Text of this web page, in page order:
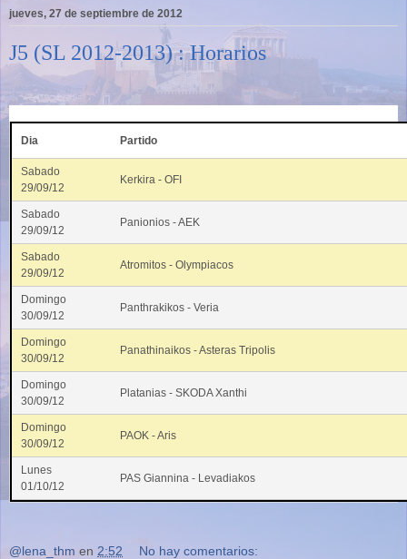
jueves, 27 de septiembre de 2012
J5 (SL 2012-2013) : Horarios
Dia Partido
Sabado
29/09/12
Kerkira - OFI
Sabado
29/09/12
Panionios - AEK
Sabado
29/09/12
Atromitos - Olympiacos
Domingo
30/09/12
Panthrakikos - Veria
Domingo
30/09/12
Panathinaikos - Asteras Tripolis
Domingo
30/09/12
Platanias - SKODA Xanthi
Domingo
30/09/12
PAOK - Aris
Lunes
01/10/12
PAS Giannina - Levadiakos
@lena_thm en 2:52 No hay comentarios: